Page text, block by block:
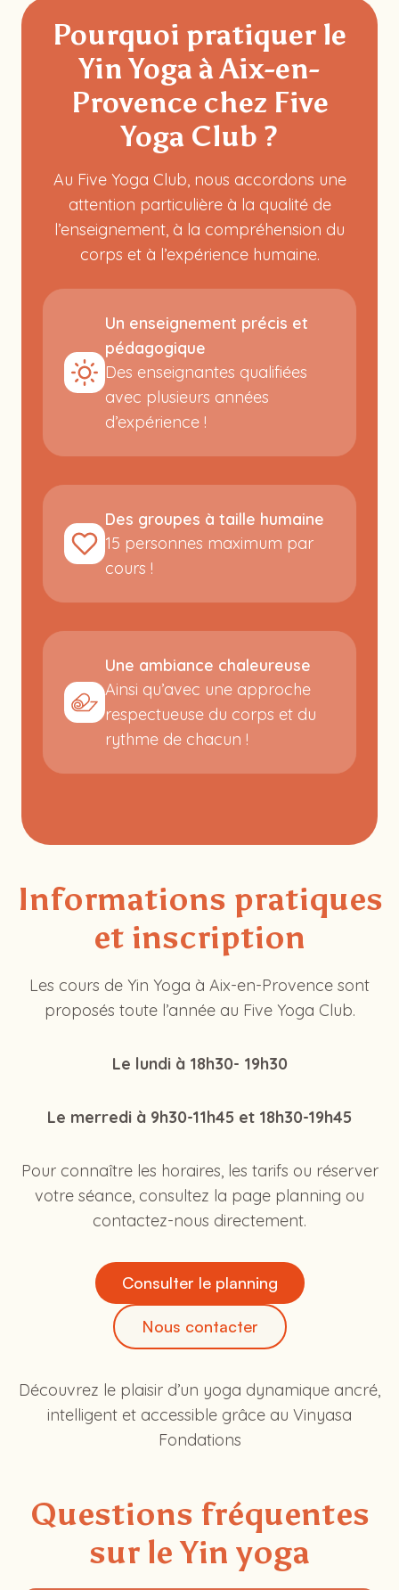
Pourquoi pratiquer le
Yin Yoga à Aix-en-
Provence chez Five
Yoga Club ?
Au Five Yoga Club, nous accordons une
attention particulière à la qualité de
l’enseignement, à la compréhension du
corps et à l’expérience humaine.
Un enseignement précis et
pédagogique
Des enseignantes qualifiées
avec plusieurs années
d’expérience !
Des groupes à taille humaine
15 personnes maximum par
cours !
Une ambiance chaleureuse
Ainsi qu’avec une approche
respectueuse du corps et du
rythme de chacun !
Informations pratiques
et inscription
Les cours de Yin Yoga à Aix-en-Provence sont
proposés toute l’année au Five Yoga Club.
Le lundi à 18h30- 19h30
Le merredi à 9h30-11h45 et 18h30-19h45
Pour connaître les horaires, les tarifs ou réserver
votre séance, consultez la page planning ou
contactez-nous directement.
Consulter le planning
Nous contacter
Découvrez le plaisir d’un yoga dynamique ancré,
intelligent et accessible grâce au Vinyasa
Fondations
Questions fréquentes
sur le Yin yoga